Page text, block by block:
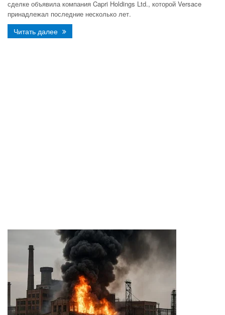
сделке объявила компания Capri Holdings Ltd., которой Versace
принадлежал последние несколько лет.
Читать далее